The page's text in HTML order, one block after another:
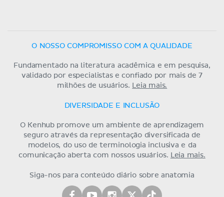
O NOSSO COMPROMISSO COM A QUALIDADE
Fundamentado na literatura acadêmica e em pesquisa,
validado por especialistas e confiado por mais de 7
milhões de usuários.
Leia mais.
DIVERSIDADE E INCLUSÃO
O Kenhub promove um ambiente de aprendizagem
seguro através da representação diversificada de
modelos, do uso de terminologia inclusiva e da
comunicação aberta com nossos usuários.
Leia mais.
Siga-nos para conteúdo diário sobre anatomia